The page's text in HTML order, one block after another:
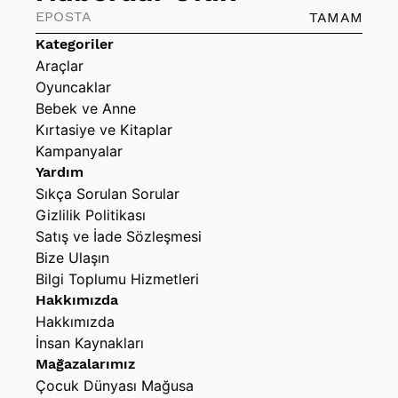
ölçülerindedir.
Kategoriler
Araçlar
Oyuncaklar
Bebek ve Anne
Kırtasiye ve Kitaplar
Kampanyalar
Yardım
Sıkça Sorulan Sorular
Gizlilik Politikası
Satış ve İade Sözleşmesi
Bize Ulaşın
Bilgi Toplumu Hizmetleri
Hakkımızda
Hakkımızda
İnsan Kaynakları
Mağazalarımız
Çocuk Dünyası Mağusa
TAMAM